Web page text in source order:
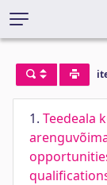
1. Teedeala